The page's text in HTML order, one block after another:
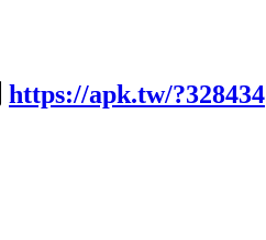
https://apk.tw/?328434